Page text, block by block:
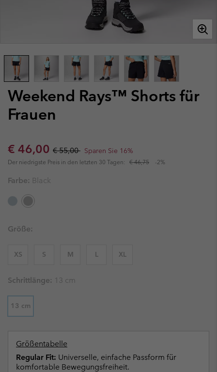
Weekend Rays™ Shorts für
Frauen
Sale price:
€ 46,00 Regular price:
€ 55,00 Sparen Sie 16%
Der niedrigste Preis in den letzten 30 Tagen: € 46,75 -2%
Farbe: Black
Größe:
XS S M L XL
Schrittlänge: 13 cm
13 cm
Größentabelle
Regular Fit: Universelle, einfache Passform für
komfortable Bewegungsfreiheit.